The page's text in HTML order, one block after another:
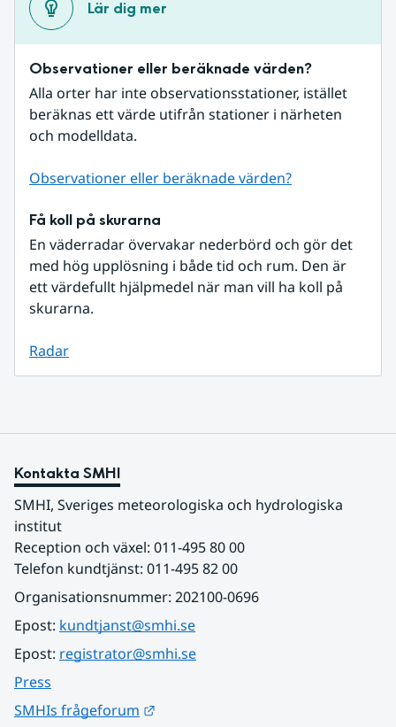
Lär dig mer
Observationer eller beräknade värden?
Alla orter har inte observationsstationer, istället
beräknas ett värde utifrån stationer i närheten
och modelldata.
Observationer eller beräknade värden?
Få koll på skurarna
En väderradar övervakar nederbörd och gör det
med hög upplösning i både tid och rum. Den är
ett värdefullt hjälpmedel när man vill ha koll på
skurarna.
Radar
Kontakta SMHI
SMHI, Sveriges meteorologiska och hydrologiska
institut
Reception och växel: 011-495 80 00
Telefon kundtjänst: 011-495 82 00
Organisationsnummer: 202100-0696
Epost: kundtjanst@smhi.se
Epost: registrator@smhi.se
Press
SMHIs frågeforum